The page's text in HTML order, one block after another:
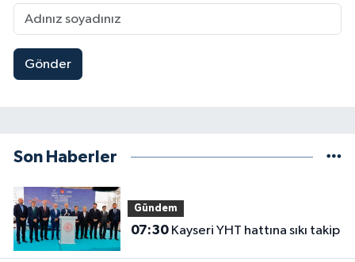
Gönder
Son Haberler
Gündem
07:30 Kayseri YHT hattına sıkı takip